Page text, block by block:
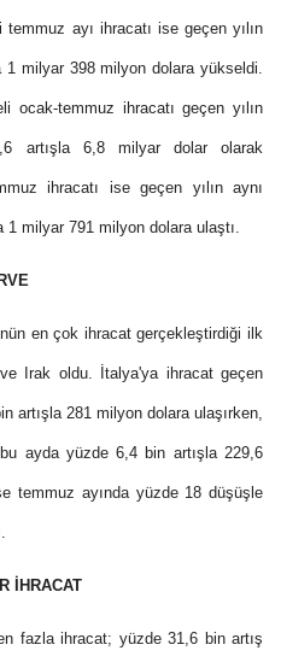
ayı ihracatı ise geçen yılın
1 milyar 398 milyon dolara yükseldi.
ocak-temmuz ihracatı geçen yılın
artışla 6,8 milyar dolar olarak
ihracatı ise geçen yılın aynı
1 milyar 791 milyon dolara ulaştı.
en çok ihracat gerçekleştirdiği ilk
Irak oldu. İtalya'ya ihracat geçen
artışla 281 milyon dolara ulaşırken,
ayda yüzde 6,4 bin artışla 229,6
temmuz ayında yüzde 18 düşüşle
İHRACAT
fazla ihracat; yüzde 31,6 bin artış